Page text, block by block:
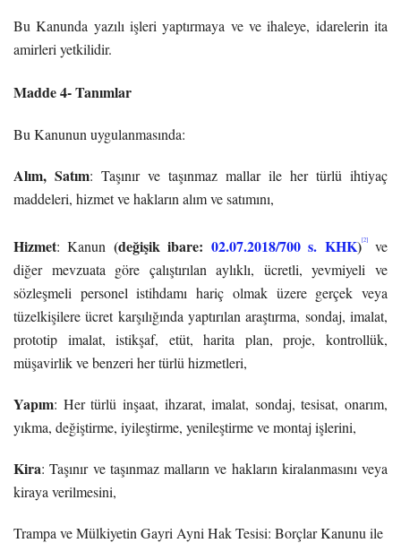
Bu Kanunda yazılı işleri yaptırmaya ve ve ihaleye, idarelerin ita
amirleri yetkilidir.
Madde 4- Tanımlar
Bu Kanunun uygulanmasında:
Alım, Satım: Taşınır ve taşınmaz mallar ile her türlü ihtiyaç
maddeleri, hizmet ve hakların alım ve satımını,
Hizmet: Kanun (değişik ibare: 02.07.2018/700 s. KHK)[2]
ve
diğer mevzuata göre çalıştırılan aylıklı, ücretli, yevmiyeli ve
sözleşmeli personel istihdamı hariç olmak üzere gerçek veya
tüzelkişilere ücret karşılığında yaptırılan araştırma, sondaj, imalat,
prototip imalat, istikşaf, etüt, harita plan, proje, kontrollük,
müşavirlik ve benzeri her türlü hizmetleri,
Yapım: Her türlü inşaat, ihzarat, imalat, sondaj, tesisat, onarım,
yıkma, değiştirme, iyileştirme, yenileştirme ve montaj işlerini,
Kira: Taşınır ve taşınmaz malların ve hakların kiralanmasını veya
kiraya verilmesini,
Trampa ve Mülkiyetin Gayri Ayni Hak Tesisi: Borçlar Kanunu ile